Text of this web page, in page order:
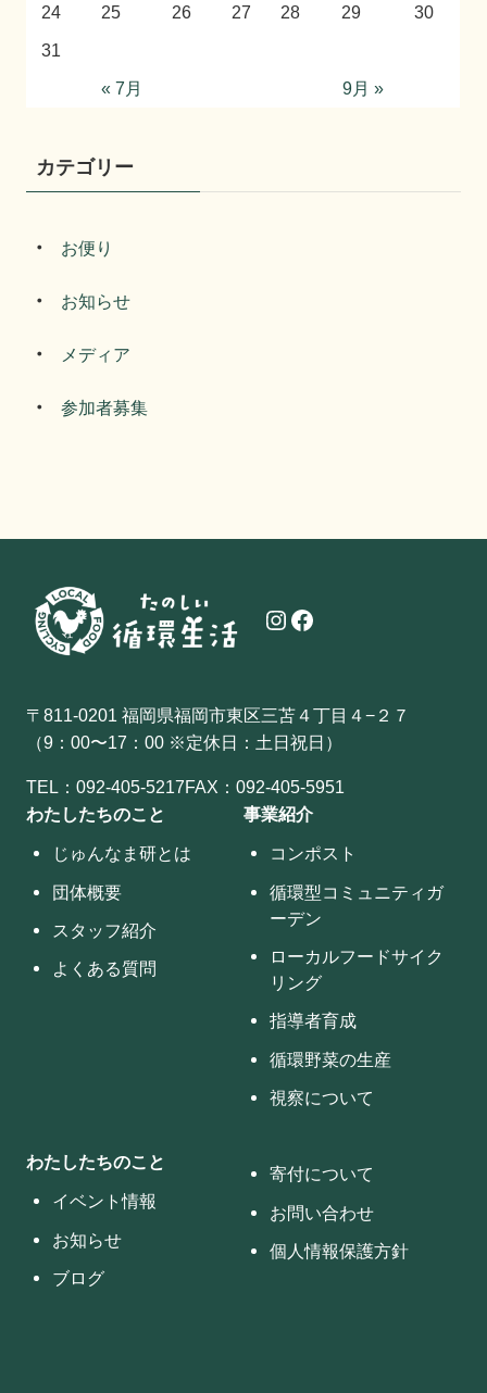
24
25 26 27 28 29
30
31
« 7月
9月 »
カテゴリー
お便り
お知らせ
メディア
参加者募集
Instagram Facebook
〒811-0201 福岡県福岡市東区三苫４丁目４−２７
（9：00〜17：00 ※定休日：土日祝日）
TEL：092-405-5217FAX：092-405-5951
わたしたちのこと
じゅんなま研とは
団体概要
スタッフ紹介
よくある質問
事業紹介
コンポスト
循環型コミュニティガ
ーデン
ローカルフードサイク
リング
指導者育成
循環野菜の生産
視察について
わたしたちのこと
イベント情報
お知らせ
ブログ
寄付について
お問い合わせ
個人情報保護方針